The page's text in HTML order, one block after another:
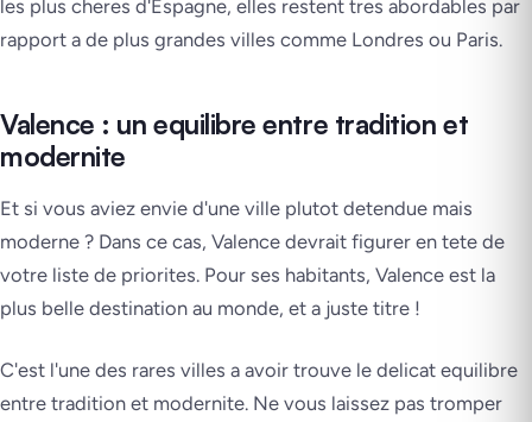
les plus cheres d'Espagne, elles restent tres abordables par
rapport a de plus grandes villes comme Londres ou Paris.
Valence : un equilibre entre tradition et
modernite
Et si vous aviez envie d'une ville plutot detendue mais
moderne ? Dans ce cas, Valence devrait figurer en tete de
votre liste de priorites. Pour ses habitants, Valence est la
plus belle destination au monde, et a juste titre !
C'est l'une des rares villes a avoir trouve le delicat equilibre
entre tradition et modernite. Ne vous laissez pas tromper